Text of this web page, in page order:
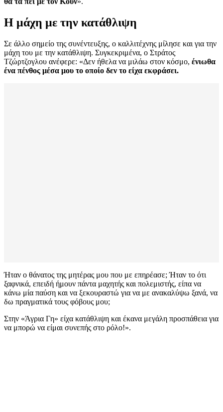
Η μάχη με την κατάθλιψη
Σε άλλο σημείο της συνέντευξης, ο καλλιτέχνης μίλησε και για την
μάχη του με την κατάθλιψη. Συγκεκριμένα, ο Στράτος
Τζώρτζογλου ανέφερε: «Δεν ήθελα να μιλάω στον κόσμο, ένιωθα
ένα πένθος μέσα μου το οποίο δεν το είχα εκφράσει.
Ήταν ο θάνατος της μητέρας μου που με επηρέασε; Ήταν το ότι
ξαφνικά, επειδή ήμουν πάντα μαχητής και πολεμιστής, είπα να
κάνω μία παύση και να ξεκουραστώ για να με ανακαλύψω ξανά, να
δω πραγματικά τους φόβους μου;
Στην «Άγρια Γη» είχα κατάθλιψη και έκανα μεγάλη προσπάθεια για
να μπορώ να είμαι συνεπής στο ρόλο!».